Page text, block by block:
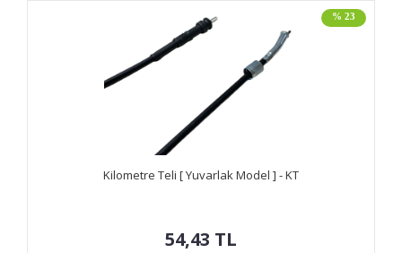
% 23
Kilometre Teli [ Yuvarlak Model ] - KT
54,43 TL